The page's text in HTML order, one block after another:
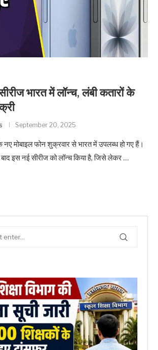
भारत में लॉन्च, लंबी कतारों के
September 20, 2025
मोबाइल फोन शुक्रवार से भारत में उपलब्ध हो गए हैं।
इस नई सीरीज को लॉन्च किया है, जिसे लेकर …